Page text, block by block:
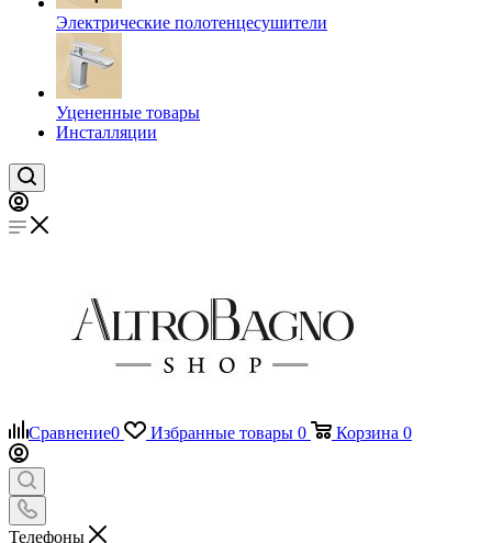
Электрические полотенцесушители
Уцененные товары
Инсталляции
Сравнение0 Избранные товары 0 Корзина 0
Телефоны